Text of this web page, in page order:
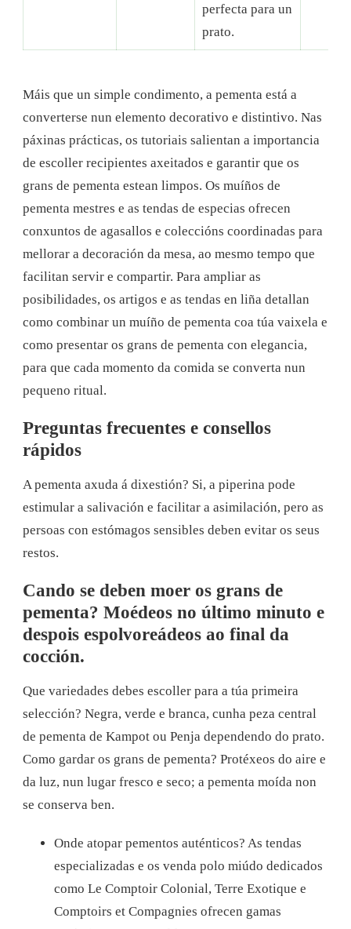
perfecta para un
prato.
Máis que un simple condimento, a pementa está a
converterse nun elemento decorativo e distintivo. Nas
páxinas prácticas, os tutoriais salientan a importancia
de escoller recipientes axeitados e garantir que os
grans de pementa estean limpos. Os muíños de
pementa mestres e as tendas de especias ofrecen
conxuntos de agasallos e coleccións coordinadas para
mellorar a decoración da mesa, ao mesmo tempo que
facilitan servir e compartir. Para ampliar as
posibilidades, os artigos e as tendas en liña detallan
como combinar un muíño de pementa coa túa vaixela e
como presentar os grans de pementa con elegancia,
para que cada momento da comida se converta nun
pequeno ritual.
Preguntas frecuentes e consellos
rápidos
A pementa axuda á dixestión? Si, ​​a piperina pode
estimular a salivación e facilitar a asimilación, pero as
persoas con estómagos sensibles deben evitar os seus
restos.
Cando se deben moer os grans de
pementa? Moédeos no último minuto e
despois espolvoreádeos ao final da
cocción.
Que variedades debes escoller para a túa primeira
selección? Negra, verde e branca, cunha peza central
de pementa de Kampot ou Penja dependendo do prato.
Como gardar os grans de pementa? Protéxeos do aire e
da luz, nun lugar fresco e seco; a pementa moída non
se conserva ben.
Onde atopar pementos auténticos? As tendas
especializadas e os venda polo miúdo dedicados
como Le Comptoir Colonial, Terre Exotique e
Comptoirs et Compagnies ofrecen gamas